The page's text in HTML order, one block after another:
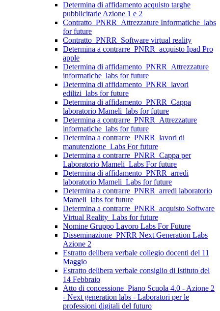
Determina di affidamento acquisto targhe
pubblicitarie Azione 1 e 2
Contratto_PNRR_Attrezzature Informatiche_labs
for future
Contratto_PNRR_Software virtual reality
Determina a contrarre_PNRR_acquisto Ipad Pro
apple
Determina di affidamento_PNRR_Attrezzature
informatiche_labs for future
Determina di affidamento_PNRR_lavori
edilizi_labs for future
Determina di affidamento_PNRR_Cappa
laboratorio Mameli_labs for future
Determina a contrarre_PNRR_Attrezzature
informatiche_labs for future
Determina a contrarre_PNRR_lavori di
manutenzione_Labs For future
Determina a contrarre_PNRR_Cappa per
Laboratorio Mameli_Labs For future
Determina di affidamento_PNRR_arredi
laboratorio Mameli_Labs for future
Determina a contrarre_PNRR_arredi laboratorio
Mameli_labs for future
Determina a contrarre_PNRR_acquisto Software
Virtual Reality_Labs for future
Nomine Gruppo Lavoro Labs For Future
Disseminazione_PNRR Next Generation Labs
Azione 2
Estratto delibera verbale collegio docenti del 11
Maggio
Estratto delibera verbale consiglio di Istituto del
14 Febbraio
Atto di concessione_Piano Scuola 4.0 - Azione 2
- Next generation labs - Laboratori per le
professioni digitali del futuro